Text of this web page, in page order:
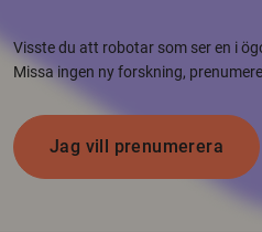
Visste du att robotar som ser en i
Missa ingen ny forskning,
Jag vill prenumerera